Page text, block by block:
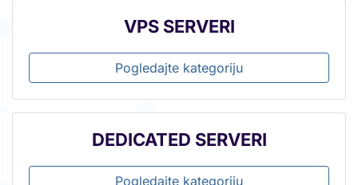
VPS SERVERI
Pogledajte kategoriju
DEDICATED SERVERI
Pogledajte kategoriju